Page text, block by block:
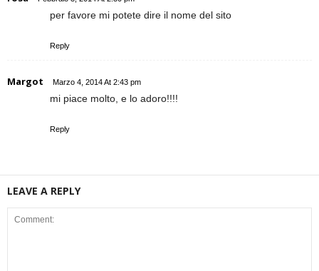
per favore mi potete dire il nome del sito
Reply
Margot Marzo 4, 2014 At 2:43 pm
mi piace molto, e lo adoro!!!!
Reply
LEAVE A REPLY